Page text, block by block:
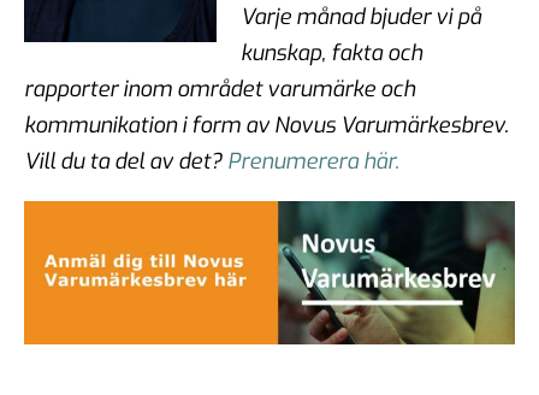
Varje månad bjuder vi på
kunskap, fakta och
rapporter inom området varumärke och
kommunikation i form av Novus Varumärkesbrev.
Vill du ta del av det? Prenumerera här.